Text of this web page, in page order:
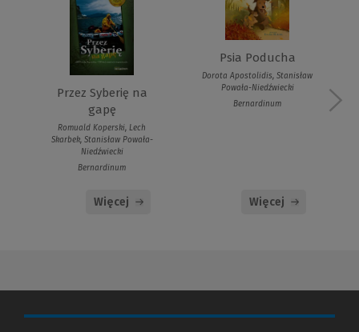
Przez Syberię na
gapę
Romuald Koperski, Lech
Skarbek, Stanisław Powała-
Niedźwiecki
Bernardinum
Więcej
Psia Poducha
Dorota Apostolidis, Stanisław
Powała-Niedźwiecki
Bernardinum
Więcej